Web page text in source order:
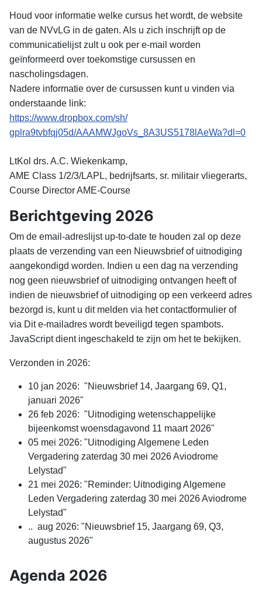
Houd voor informatie welke cursus het wordt, de website
van de NVvLG in de gaten. Als u zich inschrijft op de
communicatielijst zult u ook per e-mail worden
geïnformeerd over toekomstige cursussen en
nascholingsdagen.
Nadere informatie over de cursussen kunt u vinden via
onderstaande link:
https://www.dropbox.com/sh/
gplra9tvbfqj05d/AAAMWJgoVs_ 8A3US5178lAeWa?dl=0
LtKol drs. A.C. Wiekenkamp,
AME Class 1/2/3/LAPL, bedrijfsarts, sr. militair vliegerarts,
Course Director AME-Course
Berichtgeving 2026
Om de email-adreslijst up-to-date te houden zal op deze
plaats de verzending van een Nieuwsbrief of uitnodiging
aangekondigd worden. Indien u een dag na verzending
nog geen nieuwsbrief of uitnodiging ontvangen heeft of
indien de nieuwsbrief of uitnodiging op een verkeerd adres
bezorgd is, kunt u dit melden via het contactformulier of
via Dit e-mailadres wordt beveiligd tegen spambots.
JavaScript dient ingeschakeld te zijn om het te bekijken.
Verzonden in 2026:
10 jan 2026: "Nieuwsbrief14, Jaargang 69, Q1,
januari 2026"
26 feb 2026: "Uitnodiging wetenschappelijke
bijeenkomst woensdagavond 11 maart 2026"
05 mei 2026: "Uitnodiging Algemene Leden
Vergadering zaterdag 30 mei 2026 Aviodrome
Lelystad"
21 mei 2026: "Reminder: Uitnodiging Algemene
Leden Vergadering zaterdag 30 mei 2026 Aviodrome
Lelystad"
.. aug 2026: "Nieuwsbrief 15, Jaargang 69, Q3,
augustus 2026"
Agenda 2026